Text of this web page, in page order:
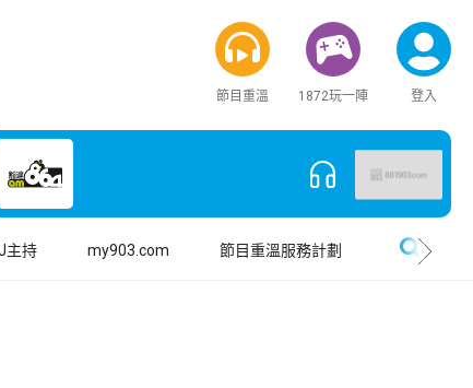
節目重溫 1872玩一陣 登入
主持 my903.com 節目重溫服務計劃